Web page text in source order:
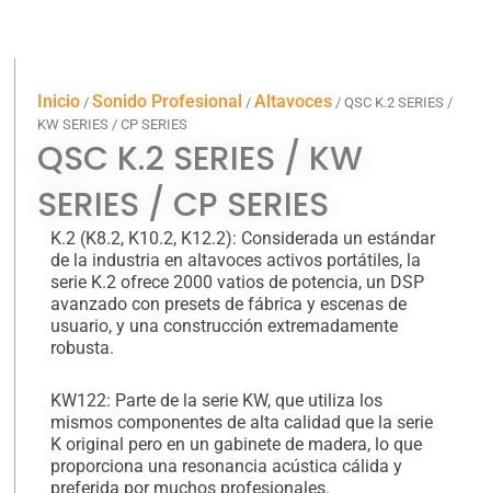
Inicio /Sonido Profesional /Altavoces / QSC K.2 SERIES /
KW SERIES / CP SERIES
QSC K.2 SERIES / KW
SERIES / CP SERIES
K.2 (K8.2, K10.2, K12.2): Considerada un estándar
de la industria en altavoces activos portátiles, la
serie K.2 ofrece 2000 vatios de potencia, un DSP
avanzado con presets de fábrica y escenas de
usuario, y una construcción extremadamente
robusta.
KW122: Parte de la serie KW, que utiliza los
mismos componentes de alta calidad que la serie
K original pero en un gabinete de madera, lo que
proporciona una resonancia acústica cálida y
preferida por muchos profesionales.